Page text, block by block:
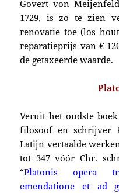
Govert von
1729, is zo te zien
renovatie toe (los
reparatieprijs van €
de getaxeerde waarde.
Veruit het oudste
filosoof en schrijver
Latijn vertaalde
tot 347 vóór Chr.
“Platonis opera
emendatione et ad